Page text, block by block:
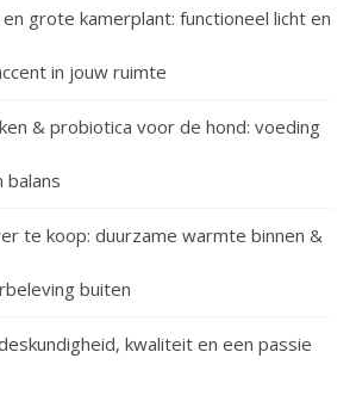
grote kamerplant: functioneel licht en
in jouw ruimte
& probiotica voor de hond: voeding
balans
te koop: duurzame warmte binnen &
buiten
kwaliteit en een passie